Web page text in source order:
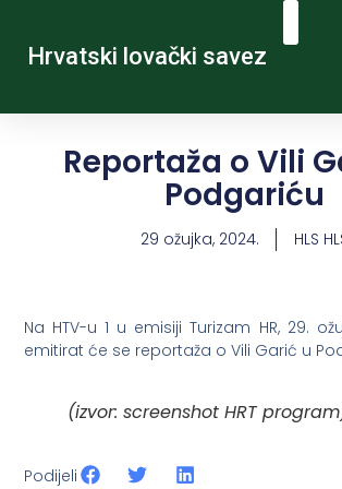
Hrvatski lovački savez
Reportaža o Vili
Podgariću
29 ožujka, 2024. HLS
Na HTV-u 1 u emisiji Turizam HR, 29.
emitirat će se reportaža o Vili Garić u
(izvor: screenshot HRT
Podijeli